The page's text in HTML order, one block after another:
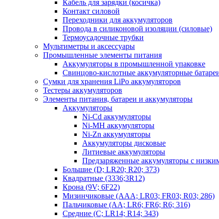
Кабель для зарядки (косичка)
Контакт силовой
Переходники для аккумуляторов
Провода в силиконовой изоляции (силовые)
Термоусадочные трубки
Мультиметры и аксессуары
Промышленные элементы питания
Аккумуляторы в промышленной упаковке
Свинцово-кислотные аккумуляторные
Сумки для хранения LiPo аккумуляторов
Тестеры аккумуляторов
Элементы питания, батареи и аккумуляторы
Аккумуляторы
Ni-Cd аккумуляторы
Ni-MH аккумуляторы
Ni-Zn аккумуляторы
Аккумуляторы дисковые
Литиевые аккумуляторы
Предзаряженные аккумуляторы с
Большие (D; LR20; R20; 373)
Квадратные (3336;3R12)
Крона (9V; 6F22)
Мизинчиковые (AAA; LR03; FR03; R03; 286)
Пальчиковые (AA; LR6; FR6; R6; 316)
Средние (C; LR14; R14; 343)